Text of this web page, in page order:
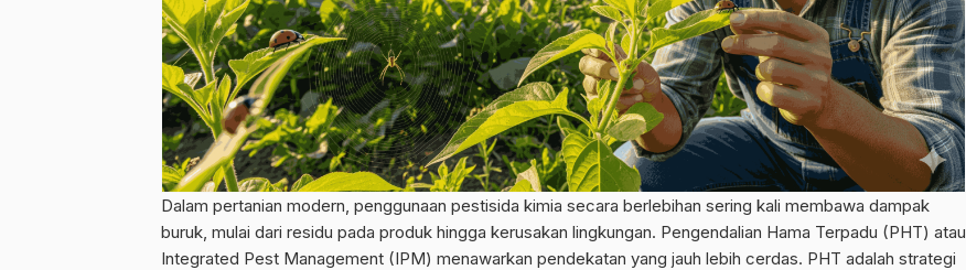
Dalam pertanian modern, penggunaan pestisida kimia secara berlebihan sering kali membawa dampak
buruk, mulai dari residu pada produk hingga kerusakan lingkungan. Pengendalian Hama Terpadu (PHT) atau
Integrated Pest Management (IPM) menawarkan pendekatan yang jauh lebih cerdas. PHT adalah strategi